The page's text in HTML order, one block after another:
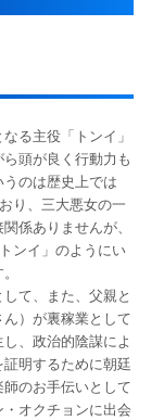
る主役「トンイ」
頭が良く行動力も
のは歴史上では
り、三大悪女の一
係ありませんが、
ンイ」のようにい
て、また、父親と
）が裏稼業として
、政治的陰謀によ
明するために朝廷
のお手伝いとして
オクチョンに出会